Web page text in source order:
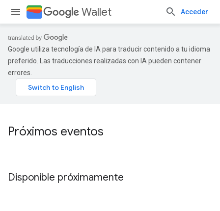
Wallet Acceder
Google utiliza tecnología de IA para traducir contenido a tu idioma
preferido. Las traducciones realizadas con IA pueden contener
errores.
Próximos eventos
Disponible próximamente